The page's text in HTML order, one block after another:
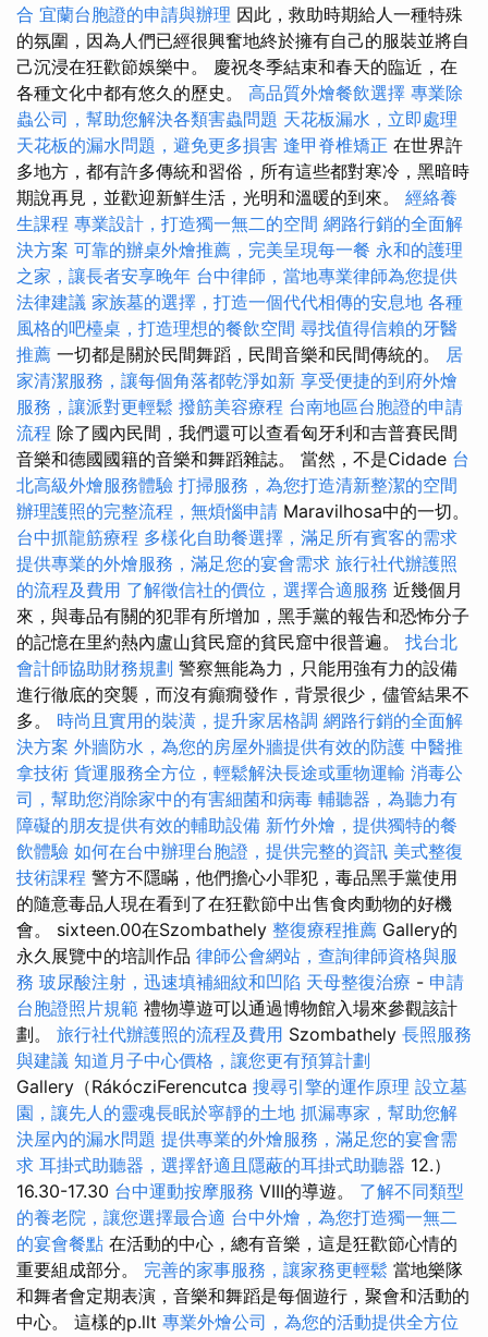
合 宜蘭台胞證的申請與辦理 因此，救助時期給人一種特殊
的氛圍，因為人們已經很興奮地終於擁有自己的服裝並將自
己沉浸在狂歡節娛樂中。 慶祝冬季結束和春天的臨近，在
各種文化中都有悠久的歷史。 高品質外燴餐飲選擇 專業除
蟲公司，幫助您解決各類害蟲問題 天花板漏水，立即處理
天花板的漏水問題，避免更多損害 逢甲脊椎矯正 在世界許
多地方，都有許多傳統和習俗，所有這些都對寒冷，黑暗時
期說再見，並歡迎新鮮生活，光明和溫暖的到來。 經絡養
生課程 專業設計，打造獨一無二的空間 網路行銷的全面解
決方案 可靠的辦桌外燴推薦，完美呈現每一餐 永和的護理
之家，讓長者安享晚年 台中律師，當地專業律師為您提供
法律建議 家族墓的選擇，打造一個代代相傳的安息地 各種
風格的吧檯桌，打造理想的餐飲空間 尋找值得信賴的牙醫
推薦 一切都是關於民間舞蹈，民間音樂和民間傳統的。 居
家清潔服務，讓每個角落都乾淨如新 享受便捷的到府外燴
服務，讓派對更輕鬆 撥筋美容療程 台南地區台胞證的申請
流程 除了國內民間，我們還可以查看匈牙利和吉普賽民間
音樂和德國國籍的音樂和舞蹈雜誌。 當然，不是Cidade 台
北高級外燴服務體驗 打掃服務，為您打造清新整潔的空間
辦理護照的完整流程，無煩惱申請 Maravilhosa中的一切。
台中抓龍筋療程 多樣化自助餐選擇，滿足所有賓客的需求
提供專業的外燴服務，滿足您的宴會需求 旅行社代辦護照
的流程及費用 了解徵信社的價位，選擇合適服務 近幾個月
來，與毒品有關的犯罪有所增加，黑手黨的報告和恐怖分子
的記憶在里約熱內盧山貧民窟的貧民窟中很普遍。 找台北
會計師協助財務規劃 警察無能為力，只能用強有力的設備
進行徹底的突襲，而沒有癲癇發作，背景很少，儘管結果不
多。 時尚且實用的裝潢，提升家居格調 網路行銷的全面解
決方案 外牆防水，為您的房屋外牆提供有效的防護 中醫推
拿技術 貨運服務全方位，輕鬆解決長途或重物運輸 消毒公
司，幫助您消除家中的有害細菌和病毒 輔聽器，為聽力有
障礙的朋友提供有效的輔助設備 新竹外燴，提供獨特的餐
飲體驗 如何在台中辦理台胞證，提供完整的資訊 美式整復
技術課程 警方不隱瞞，他們擔心小罪犯，毒品黑手黨使用
的隨意毒品人現在看到了在狂歡節中出售食肉動物的好機
會。 sixteen.00在Szombathely 整復療程推薦 Gallery的
永久展覽中的培訓作品 律師公會網站，查詢律師資格與服
務 玻尿酸注射，迅速填補細紋和凹陷 天母整復治療 - 申請
台胞證照片規範 禮物導遊可以通過博物館入場來參觀該計
劃。 旅行社代辦護照的流程及費用 Szombathely 長照服務
與建議 知道月子中心價格，讓您更有預算計劃
Gallery（RákócziFerencutca 搜尋引擎的運作原理 設立墓
園，讓先人的靈魂長眠於寧靜的土地 抓漏專家，幫助您解
決屋內的漏水問題 提供專業的外燴服務，滿足您的宴會需
求 耳掛式助聽器，選擇舒適且隱蔽的耳掛式助聽器 12.）
16.30-17.30 台中運動按摩服務 VIII的導遊。 了解不同類型
的養老院，讓您選擇最合適 台中外燴，為您打造獨一無二
的宴會餐點 在活動的中心，總有音樂，這是狂歡節心情的
重要組成部分。 完善的家事服務，讓家務更輕鬆 當地樂隊
和舞者會定期表演，音樂和舞蹈是每個遊行，聚會和活動的
中心。 這樣的p.llt 專業外燴公司，為您的活動提供全方位